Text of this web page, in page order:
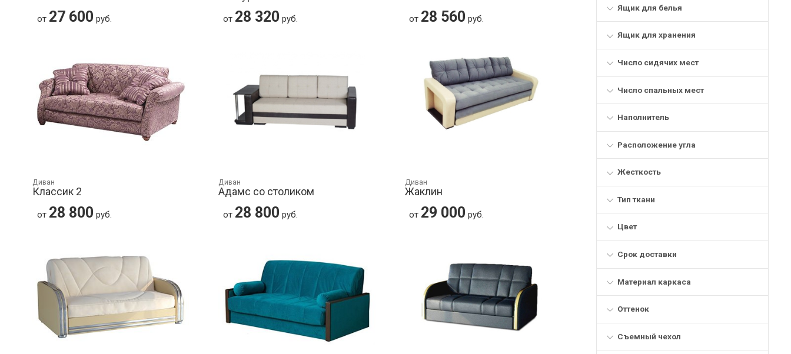
Ящик для белья
Ящик для хранения
Число сидячих мест
Число спальных мест
Наполнитель
Расположение угла
Жесткость
Тип ткани
Цвет
Срок доставки
Материал каркаса
Оттенок
Съемный чехол
от 27 600 руб. от 28 320 руб. от 28 560 руб.
Диван
Классик 2
от 28 800 руб.
Диван
Адамс со столиком
от 28 800 руб.
Диван
Жаклин
от 29 000 руб.